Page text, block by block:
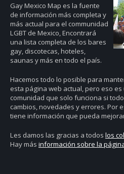
Gay Mexico Map es la fuente
de información más completa y
más actual para el communidad
LGBT de Mexico, Encontrará
una lista completa de los bares
gay, discotecas, hoteles,
saunas y más en todo el país.
Hacemos todo lo posible para
esta página web actual, pero eso
comunidad que solo funciona si
cambios, novedades y errores. Por
tiene información que pueda
Les damos las gracias a todos los
Hay más información sobre la